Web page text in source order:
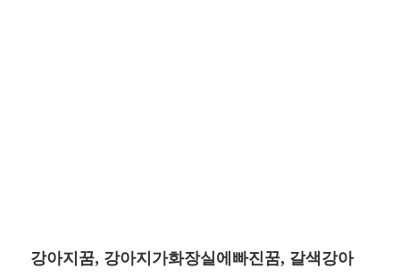
강아지꿈, 강아지가화장실에빠진꿈, 갈색강아